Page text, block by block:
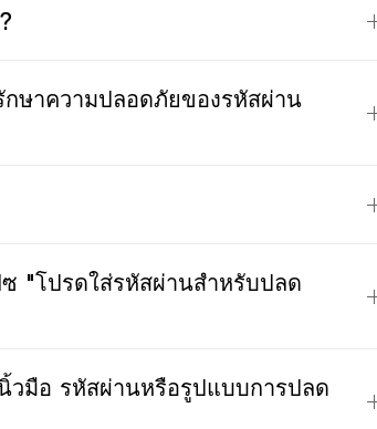
ษาความปลอดภัยของรหัสผ่าน
"โปรดใส่รหัสผ่านสำหรับปลด
วมือ รหัสผ่านหรือรูปแบบการปลด